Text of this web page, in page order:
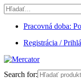
Pracovná doba:
Registrácia /
Search for: